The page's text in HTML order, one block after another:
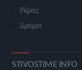
Ρίψεις
Δρόμοι
STIVOSTIME INFO